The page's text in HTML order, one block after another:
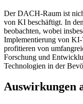
Der DACH-Raum ist
von KI beschäftigt. In
beobachten, wobei
Implementierung von
profitieren von
Forschung und
Technologien in der
Auswirkungen